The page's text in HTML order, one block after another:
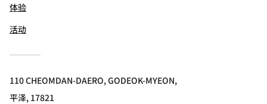
体验
活动
110 CHEOMDAN-DAERO, GODEOK-MYEON,
平泽, 17821